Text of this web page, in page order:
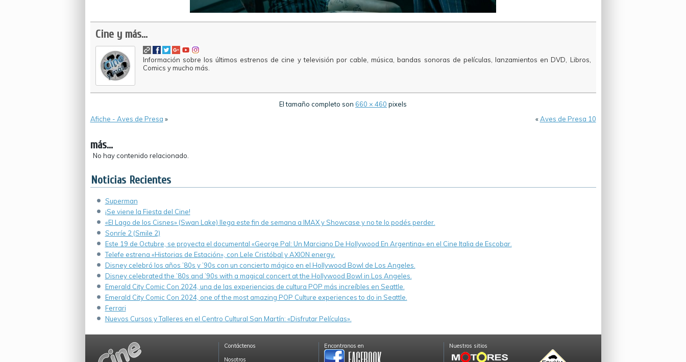
Cine y más...
Información sobre los últimos estrenos de cine y televisión por cable, música, bandas sonoras de películas, lanzamientos en DVD, Libros,
Comics y mucho más.
El tamaño completo son 660 × 460 pixels
Afiche - Aves de Presa » «Aves de Presa 10
más...
No hay contenido relacionado.
Noticias Recientes
Superman
¡Se viene la Fiesta del Cine!
«El Lago de los Cisnes» (Swan Lake) llega este fin de semana a IMAX y Showcase y no te lo podés perder.
Sonríe 2 (Smile 2)
Este 19 de Octubre, se proyecta el documental «George Pal: Un Marciano De Hollywood En Argentina» en el Cine Italia de Escobar.
Telefe estrena «Historias de Estación», con Lele Cristóbal y AXION energy.
Disney celebró los años ’80s y ’90s con un concierto mágico en el Hollywood Bowl de Los Angeles.
Disney celebrated the ’80s and ’90s with a magical concert at the Hollywood Bowl in Los Angeles.
Emerald City Comic Con 2024, una de las experiencias de cultura POP más increíbles en Seattle.
Emerald City Comic Con 2024, one of the most amazing POP Culture experiences to do in Seattle.
Ferrari
Nuevos Cursos y Talleres en el Centro Cultural San Martín: «Disfrutar Películas».
Contáctenos
Nosotros
Encontranos en Nuestros sitios